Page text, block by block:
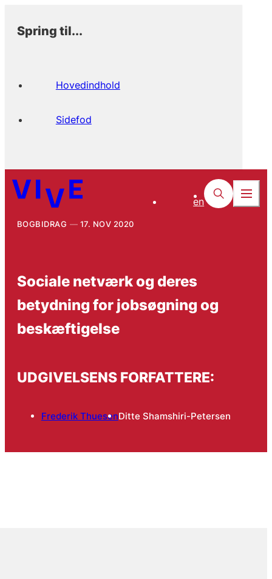
Spring til...
Hovedindhold
Sidefod
en
BOGBIDRAG 17. NOV 2020
Sociale netværk og deres
betydning for jobsøgning og
beskæftigelse
UDGIVELSENS FORFATTERE:
Frederik ThuesenDitte Shamshiri-Petersen